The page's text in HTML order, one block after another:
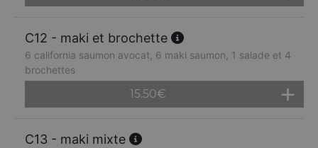
C12 - maki et brochette
6 california saumon avocat, 6 maki saumon, 1 salade et 4
brochettes
15.50€
C13 - maki mixte